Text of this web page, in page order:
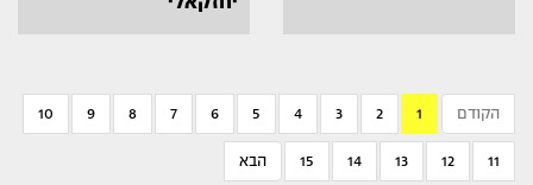
הקודם 1
2
3
4
5
6
7
8
9
10
11
12
13
14
15 הבא